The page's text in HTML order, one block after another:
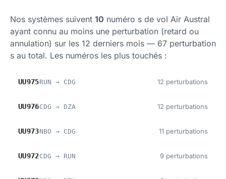
Nos systèmes suivent 10 numéro s de vol Air Austral
ayant connu au moins une perturbation (retard ou
annulation) sur les 12 derniers mois — 67 perturbation
s au total. Les numéros les plus touchés :
UU975RUN → CDG 12 perturbations
UU976CDG → DZA 12 perturbations
UU973NBO → CDG 11 perturbations
UU972CDG → RUN 9 perturbations